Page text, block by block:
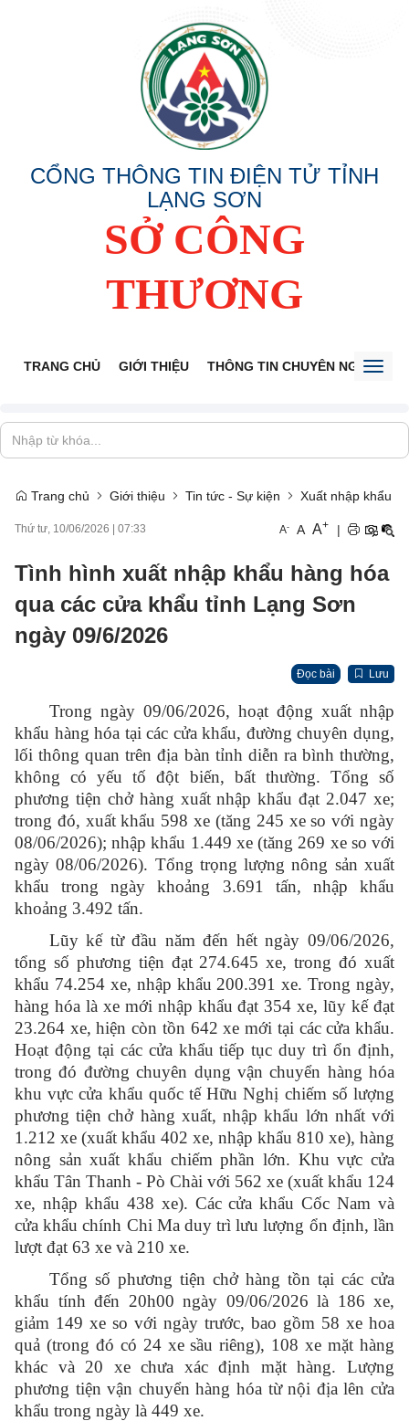
CỔNG THÔNG TIN ĐIỆN TỬ TỈNH
LẠNG SƠN
SỞ CÔNG
THƯƠNG
TRANG CHỦ GIỚI THIỆU THÔNG TIN CHUYÊN NGÀNH
Trang chủ Giới thiệu Tin tức - Sự kiện Xuất nhập khẩu
Thứ tư, 10/06/2026 07:33 A- A A+ |
Tình hình xuất nhập khẩu hàng hóa
qua các cửa khẩu tỉnh Lạng Sơn
ngày 09/6/2026
Đọc bài Lưu
Trong ngày 09/06/2026, hoạt động xuất nhập
khẩu hàng hóa tại các cửa khẩu, đường chuyên dụng,
lối thông quan trên địa bàn tỉnh diễn ra bình thường,
không có yếu tố đột biến, bất thường. Tổng số
phương tiện chở hàng xuất nhập khẩu đạt 2.047 xe;
trong đó, xuất khẩu 598 xe (tăng 245 xe so với ngày
08/06/2026); nhập khẩu 1.449 xe (tăng 269 xe so với
ngày 08/06/2026). Tổng trọng lượng nông sản xuất
khẩu trong ngày khoảng 3.691 tấn, nhập khẩu
khoảng 3.492 tấn.
Lũy kế từ đầu năm đến hết ngày 09/06/2026,
tổng số phương tiện đạt 274.645 xe, trong đó xuất
khẩu 74.254 xe, nhập khẩu 200.391 xe. Trong ngày,
hàng hóa là xe mới nhập khẩu đạt 354 xe, lũy kế đạt
23.264 xe, hiện còn tồn 642 xe mới tại các cửa khẩu.
Hoạt động tại các cửa khẩu tiếp tục duy trì ổn định,
trong đó đường chuyên dụng vận chuyển hàng hóa
khu vực cửa khẩu quốc tế Hữu Nghị chiếm số lượng
phương tiện chở hàng xuất, nhập khẩu lớn nhất với
1.212 xe (xuất khẩu 402 xe, nhập khẩu 810 xe), hàng
nông sản xuất khẩu chiếm phần lớn. Khu vực cửa
khẩu Tân Thanh - Pò Chài với 562 xe (xuất khẩu 124
xe, nhập khẩu 438 xe). Các cửa khẩu Cốc Nam và
cửa khẩu chính Chi Ma duy trì lưu lượng ổn định, lần
lượt đạt 63 xe và 210 xe.
Tổng số phương tiện chở hàng tồn tại các cửa
khẩu tính đến 20h00 ngày 09/06/2026 là 186 xe,
giảm 149 xe so với ngày trước, bao gồm 58 xe hoa
quả (trong đó có 24 xe sầu riêng), 108 xe mặt hàng
khác và 20 xe chưa xác định mặt hàng. Lượng
phương tiện vận chuyển hàng hóa từ nội địa lên cửa
khẩu trong ngày là 449 xe.